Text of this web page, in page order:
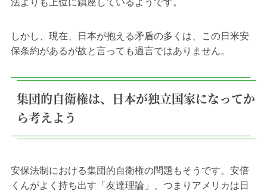
しかし、現在、日本が抱える矛盾の多くは、この日米安
保条約があるが故と言っても過言ではありません。
集団的自衛権は、日本が独立国家になってか
ら考えよう
安保法制における集団的自衛権の問題もそうです。安倍
くんがよく持ち出す「友達理論」、つまりアメリカは日